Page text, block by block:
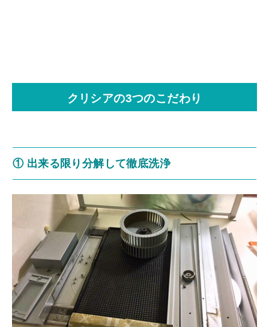
クリシアの3つのこだわり
① 出来る限り分解して徹底洗浄